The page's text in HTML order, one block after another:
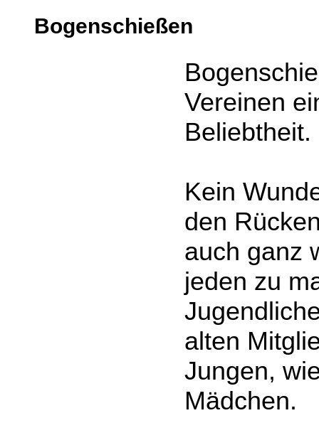
Bogenschießen
Vereinen
Beliebtheit.
Kein
den
auch ganz
jeden zu
alten
Jungen,
Mädchen.